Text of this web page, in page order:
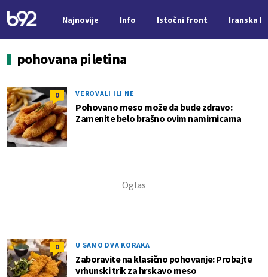
Najnovije Info Istočni front Iranska
pohovana piletina
0 VEROVALI ILI NE
Pohovano meso može da bude zdravo:
Zamenite belo brašno ovim namirnicama
0 U SAMO DVA KORAKA
Zaboravite na klasično pohovanje: Probajte
vrhunski trik za hrskavo meso